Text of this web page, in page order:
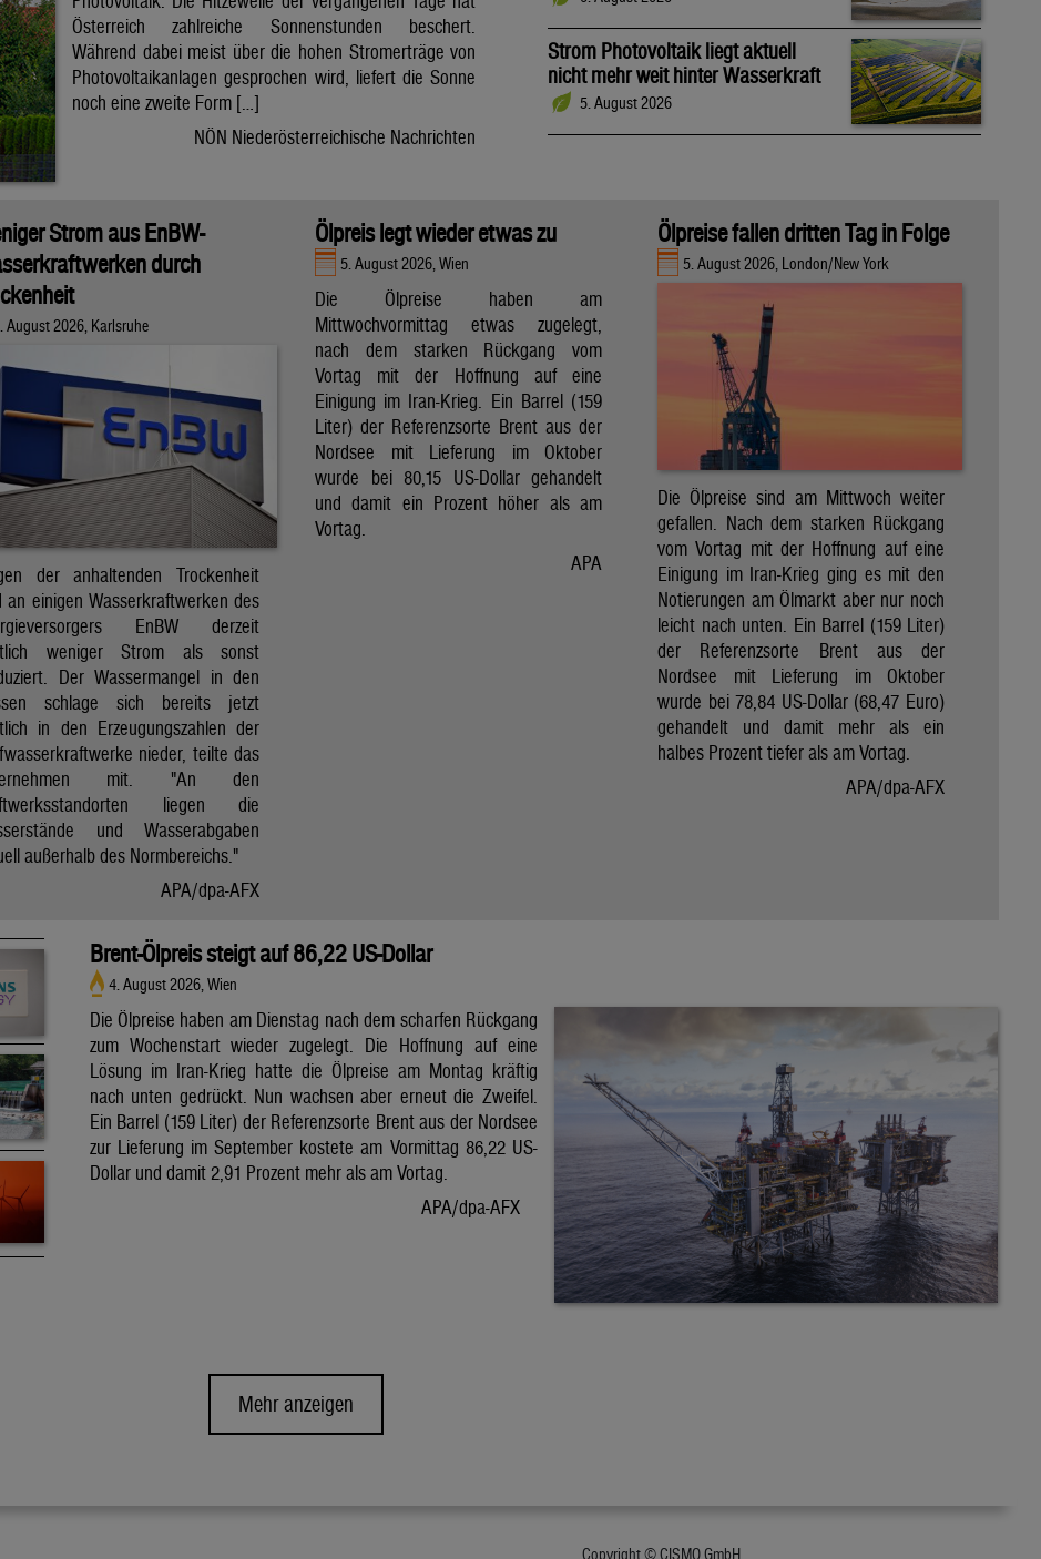
Österreich zahlreiche Sonnenstunden beschert.
Während dabei meist über die hohen Stromerträge von
Photovoltaikanlagen gesprochen wird, liefert die Sonne
noch eine zweite Form […]
NÖN Niederösterreichische Nachrichten
Strom Photovoltaik liegt aktuell
nicht mehr weit hinter Wasserkraft
5. August 2026
Strom aus EnBW-
durch
August 2026, Karlsruhe
der anhaltenden Trockenheit
an einigen Wasserkraftwerken des
EnBW derzeit
weniger Strom als sonst
Der Wassermangel in den
schlage sich bereits jetzt
in den Erzeugungszahlen der
nieder, teilte das
mit. "An den
liegen die
und Wasserabgaben
außerhalb des Normbereichs."
APA/dpa-AFX
Ölpreis legt wieder etwas zu
5. August 2026, Wien
Die Ölpreise haben am
Mittwochvormittag etwas zugelegt,
nach dem starken Rückgang vom
Vortag mit der Hoffnung auf eine
Einigung im Iran-Krieg. Ein Barrel (159
Liter) der Referenzsorte Brent aus der
Nordsee mit Lieferung im Oktober
wurde bei 80,15 US-Dollar gehandelt
und damit ein Prozent höher als am
Vortag.
APA
Ölpreise fallen dritten Tag in Folge
5. August 2026, London/New York
Die Ölpreise sind am Mittwoch weiter
gefallen. Nach dem starken Rückgang
vom Vortag mit der Hoffnung auf eine
Einigung im Iran-Krieg ging es mit den
Notierungen am Ölmarkt aber nur noch
leicht nach unten. Ein Barrel (159 Liter)
der Referenzsorte Brent aus der
Nordsee mit Lieferung im Oktober
wurde bei 78,84 US-Dollar (68,47 Euro)
gehandelt und damit mehr als ein
halbes Prozent tiefer als am Vortag.
APA/dpa-AFX
Brent-Ölpreis steigt auf 86,22 US-Dollar
4. August 2026, Wien
Die Ölpreise haben am Dienstag nach dem scharfen Rückgang
zum Wochenstart wieder zugelegt. Die Hoffnung auf eine
Lösung im Iran-Krieg hatte die Ölpreise am Montag kräftig
nach unten gedrückt. Nun wachsen aber erneut die Zweifel.
Ein Barrel (159 Liter) der Referenzsorte Brent aus der Nordsee
zur Lieferung im September kostete am Vormittag 86,22 US-
Dollar und damit 2,91 Prozent mehr als am Vortag.
APA/dpa-AFX
Mehr anzeigen
Copyright © CISMO GmbH